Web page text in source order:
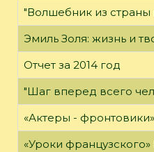
"Волшебник из страны
Эмиль Золя: жизнь и
Отчет за 2014 год
"Шаг вперед всего
«Актеры - фронтовики»
«Уроки